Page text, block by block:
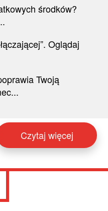
środków?
Oglądaj
Twoją
Czytaj więcej